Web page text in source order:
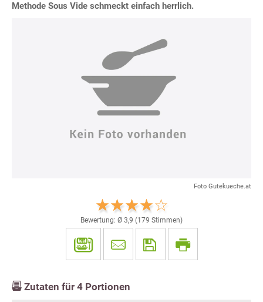
Methode Sous Vide schmeckt einfach herrlich.
Foto Gutekueche.at
Bewertung: Ø 3,9 (179 Stimmen)
Zutaten für 4 Portionen